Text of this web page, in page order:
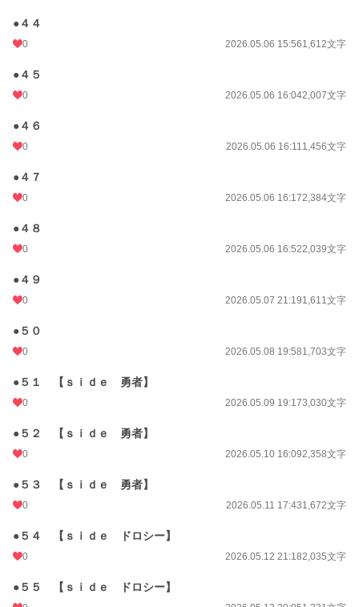
●４４
0 2026.05.06 15:561,612文字
●４５
0 2026.05.06 16:042,007文字
●４６
0 2026.05.06 16:111,456文字
●４７
0 2026.05.06 16:172,384文字
●４８
0 2026.05.06 16:522,039文字
●４９
0 2026.05.07 21:191,611文字
●５０
0 2026.05.08 19:581,703文字
●５１ 【ｓｉｄｅ 勇者】
0 2026.05.09 19:173,030文字
●５２ 【ｓｉｄｅ 勇者】
0 2026.05.10 16:092,358文字
●５３ 【ｓｉｄｅ 勇者】
0 2026.05.11 17:431,672文字
●５４ 【ｓｉｄｅ ドロシー】
0 2026.05.12 21:182,035文字
●５５ 【ｓｉｄｅ ドロシー】